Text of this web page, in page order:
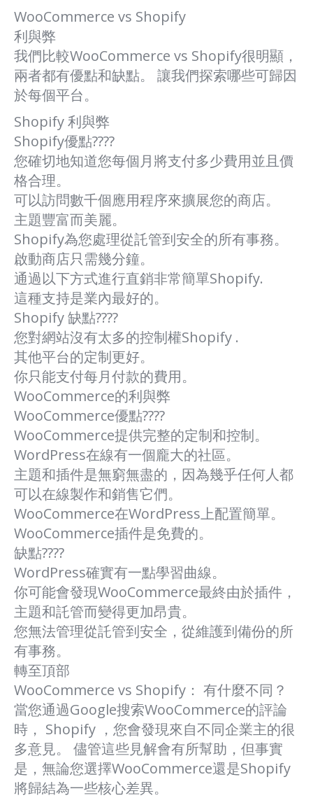
WooCommerce vs Shopify
利與弊
我們比較WooCommerce vs Shopify很明顯，
兩者都有優點和缺點。 讓我們探索哪些可歸因
於每個平台。
Shopify 利與弊
Shopify優點????
您確切地知道您每個月將支付多少費用並且價
格合理。
可以訪問數千個應用程序來擴展您的商店。
主題豐富而美麗。
Shopify為您處理從託管到安全的所有事務。
啟動商店只需幾分鐘。
通過以下方式進行直銷非常簡單Shopify.
這種支持是業內最好的。
Shopify 缺點????
您對網站沒有太多的控制權Shopify .
其他平台的定制更好。
你只能支付每月付款的費用。
WooCommerce的利與弊
WooCommerce優點????
WooCommerce提供完整的定制和控制。
WordPress在線有一個龐大的社區。
主題和插件是無窮無盡的，因為幾乎任何人都
可以在線製作和銷售它們。
WooCommerce在WordPress上配置簡單。
WooCommerce插件是免費的。
缺點????
WordPress確實有一點學習曲線。
你可能會發現WooCommerce最終由於插件，
主題和託管而變得更加昂貴。
您無法管理從託管到安全，從維護到備份的所
有事務。
轉至頂部
WooCommerce vs Shopify： 有什麼不同？
當您通過Google搜索WooCommerce的評論
時， Shopify ，您會發現來自不同企業主的很
多意見。 儘管這些見解會有所幫助，但事實
是，無論您選擇WooCommerce還是Shopify
將歸結為一些核心差異。